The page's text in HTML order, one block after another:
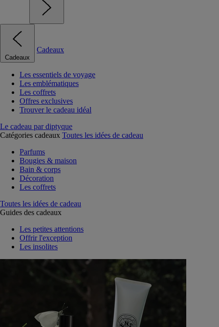
Cadeaux
Cadeaux
Les essentiels de voyage
Les emblématiques
Les coffrets
Offres exclusives
Trouver le cadeau idéal
Le cadeau par diptyque
Catégories cadeaux Toutes les idées de cadeau
Parfums
Bougies & maison
Bain & corps
Décoration
Les coffrets
Toutes les idées de cadeau
Guides des cadeaux
Les petites attentions
Offrir l'exception
Les insolites